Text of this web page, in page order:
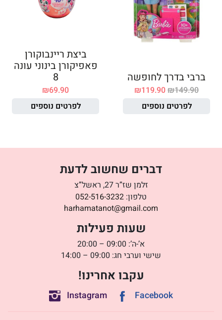
ברבי בדרך לחופשה
₪149.90
₪119.90
לפרטים נוספים
ביצת ריינבוקורן
פאפיקורן בינוני עונה
8
₪69.90
לפרטים נוספים
דברים שחשוב לדעת
זלמן שז”ר 27, ראשל”צ
טלפון: 052-516-3232
harhamatanot@gmail.com
שעות פעילות
א’-ה’: 09:00 – 20:00
שישי וערבי חג: 09:00 – 14:00
עקבו אחרינו!
Facebook
Instagram